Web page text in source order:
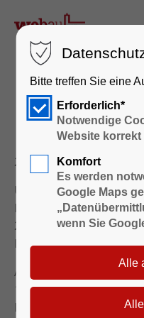
Ein Blick
Kulissen
25.05.2011 10:05
Unter der
Matthias Platzeck fand
21.Mai 2011 der Tag
Land Brandenburg
Auch die WOBAU
10 bis 16 Uhr für
Bürger ihre Türen um
Bitte treffen Sie eine
Erforderlich*
Notwendige
Website
Komfort
Es werden
Google Maps
wenn Sie